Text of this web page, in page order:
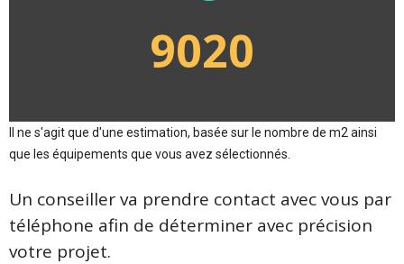
9020
Il ne s'agit que d'une estimation, basée sur le nombre de m2 ainsi
que les équipements que vous avez sélectionnés.
Un conseiller va prendre contact avec vous par
téléphone afin de déterminer avec précision
votre projet.